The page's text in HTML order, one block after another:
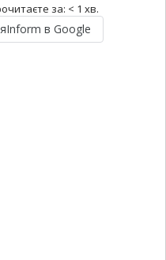
за: < 1 хв.
в Google